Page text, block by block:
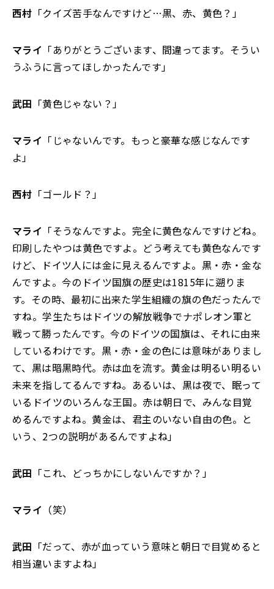
西村 「クイズ苦手なんですけど…黒、赤、黄色？」
マライ 「ありがとうございます、間違ってます。そうい
うふうに言ってほしかったんです」
武田 「黄色じゃない？」
マライ 「じゃないんです。もっと豪華な感じなんです
よ」
西村 「ゴールド？」
マライ 「そうなんですよ。完全に黄色なんですけどね。
印刷したやつは黄色ですよ。どう考えても黄色なんです
けど、ドイツ人には金に見えるんですよ。黒・赤・金な
んですよ。今のドイツ国旗の歴史は1815年に遡りま
す。その時、最初に出来た学生組織の旗の色だったんで
すね。学生たちはドイツの解放戦争でナポレオン軍と
戦って勝ったんです。今のドイツの国旗は、それに由来
しているわけです。黒・赤・金の色には意味がありまし
て、黒は暗黒時代。赤は血を流す。黄金は明るい明るい
未来を指してるんですね。あるいは、黒は夜で、眠って
いるドイツのいろんな王国。赤は朝日で、みんな目覚
めるんですよね。黄金は、君主のいない自由の色。と
いう、2つの説明があるんですよね」
武田 「これ、どっちかにしないんですか？」
マライ （笑）
武田 「だって、赤が血っていう意味と朝日で目覚めると
相当違いますよね」